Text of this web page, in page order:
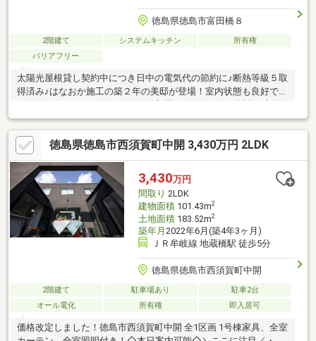
徳島県徳島市富田橋８
2階建て システムキッチン
所有権
バリアフリー
太陽光屋根貸し契約中につき日中の電気代の節約に♪断熱等級５取
得済み♪はなおか施工の築２年の美邸が登場！室内状態も良好で、
リフォーム不要のためそのままご入居いただけます。近年は新築
価格や住宅ローン金利の上昇が続く中、状態の良い築浅住宅をお
得に購入できるチャンスです。こだわり設備や充実した収納、快
適な住環境も魅力♪「新築は予算的に厳しい…」という方にもおす
すめの一邸です。利便性の高いエリアでは希少な築浅戸建となり
ます。まずはお気軽にお問い合わせください。
徳島県徳島市西須賀町中開 3,430万円 2LDK
3,430万円
間取り 2LDK
建物面積101.43m2
土地面積183.52m2
築年月 2022年6月(築4年3ヶ月)
ＪＲ牟岐線 地蔵橋駅 徒歩5分
徳島県徳島市西須賀町中開
2階建て 駐車場あり
駐車2台
オール電化
所有権 即入居可
価格改定しました！徳島市西須賀町中開 全1区画 1号棟家具、全室